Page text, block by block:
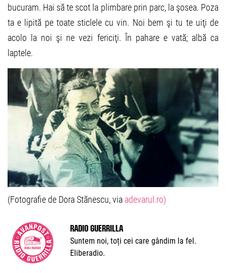
bucuram. Hai să te scot la plimbare prin parc, la şosea. Poza
ta e lipită pe toate sticlele cu vin. Noi bem şi tu te uiţi de
acolo la noi şi ne vezi fericiţi. În pahare e vată; albă ca
laptele.
(Fotografie de Dora Stănescu, via adevarul.ro)
Radio Guerrilla
Suntem noi, toți cei care gândim la fel.
Eliberadio.